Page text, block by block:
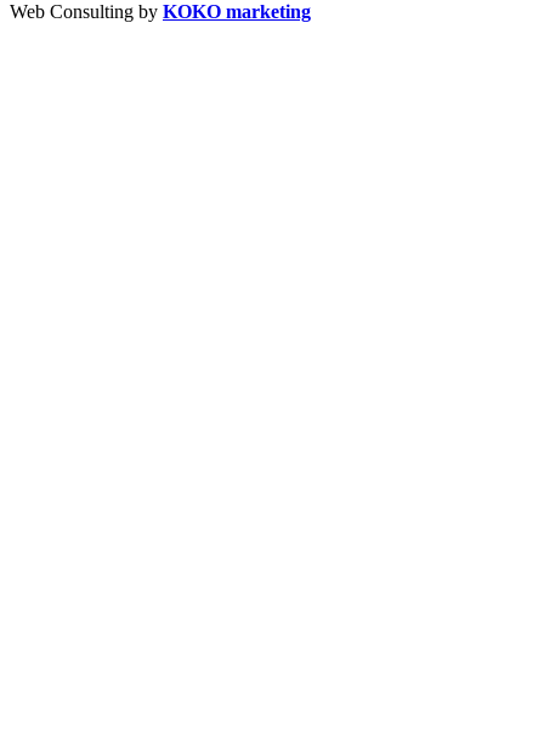
Web Consulting by KOKO marketing